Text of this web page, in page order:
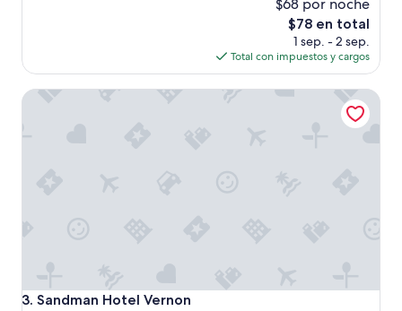
$68 por noche
El
precio
actual
es
de
$78 en total
1 sep. - 2 sep.
Total con impuestos y cargos
3. Sandman Hotel Vernon
Sandman Hotel Vernon
Sandman Hotel Vernon